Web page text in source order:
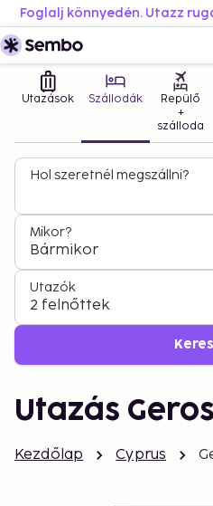
Utazások Szállodák
Repülő
+
szálloda
Hol szeretnél megszállni?
Mikor?
Bármikor
Utazók
2 felnőttek
Utazás
Kezdőlap Cyprus